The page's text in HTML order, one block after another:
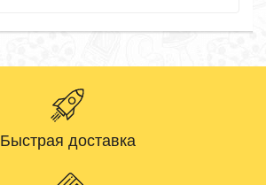
Быстрая доставка